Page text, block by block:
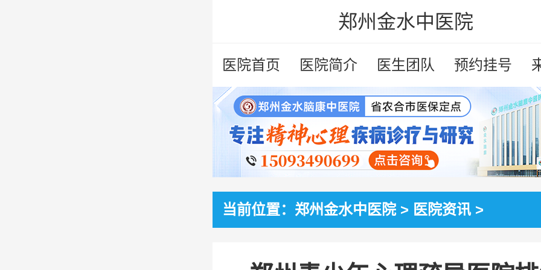
郑州金水中医院
医院首页 医院简介 医生团队 预约挂号
当前位置： 郑州金水中医院> 医院资讯>